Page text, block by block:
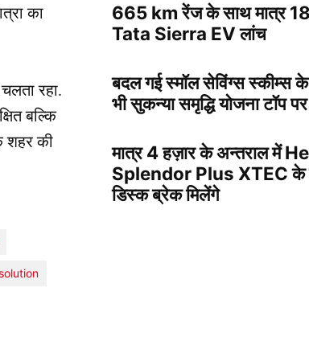
का
रहा.
बल्कि
शहर की
665 km रेंज के साथ मात्र
Tata Sierra EV लांच
बदल गई स्मॉल सेविंग्स स्कीम्स
भी सुकन्या समृद्धि योजना टॉप पर
मात्र 4 हज़ार के अन्तराल में
Splendor Plus XTEC के
डिस्क ब्रेक मिलेंगे